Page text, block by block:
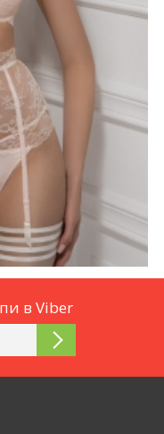
в Viber